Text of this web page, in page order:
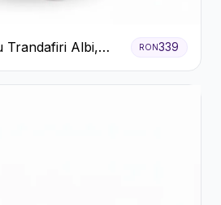
Trandafiri Albi,
Crem
RON339